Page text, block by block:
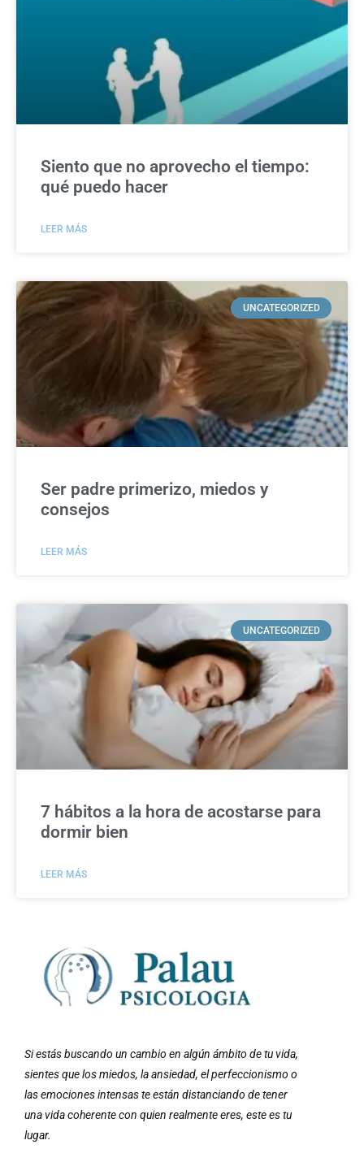
Siento que no aprovecho el tiempo:
qué puedo hacer
LEER MÁS
UNCATEGORIZED
Ser padre primerizo, miedos y
consejos
LEER MÁS
UNCATEGORIZED
7 hábitos a la hora de acostarse para
dormir bien
LEER MÁS
Si estás buscando un cambio en algún ámbito de tu vida,
sientes que los miedos, la ansiedad, el perfeccionismo o
las emociones intensas te están distanciando de tener
una vida coherente con quien realmente eres, este es tu
lugar.